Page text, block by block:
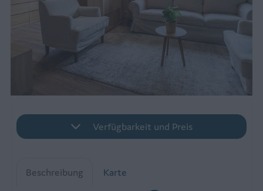
Verfügbarkeit und Preis
Beschreibung Karte